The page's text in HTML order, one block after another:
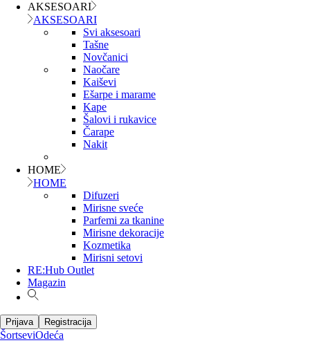
AKSESOARI
AKSESOARI
Svi aksesoari
Tašne
Novčanici
Naočare
Kaiševi
Ešarpe i marame
Kape
Šalovi i rukavice
Čarape
Nakit
HOME
HOME
Difuzeri
Mirisne sveće
Parfemi za tkanine
Mirisne dekoracije
Kozmetika
Mirisni setovi
RE:Hub Outlet
Magazin
Prijava Registracija
ŠortseviOdeća